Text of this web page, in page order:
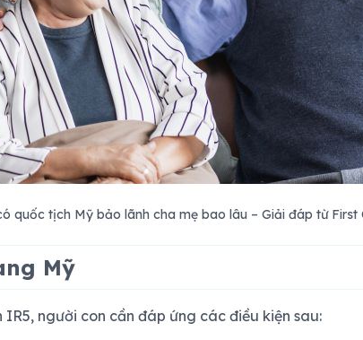
quốc tịch Mỹ bảo lãnh cha mẹ bao lâu – Giải đáp từ First
Mỹ
người con cần đáp ứng các điều kiện sau: